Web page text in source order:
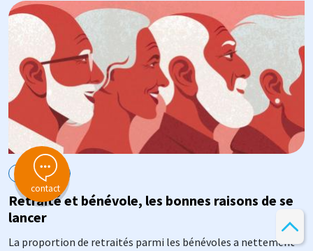
contact
Image
Actualité
Retraité et bénévole, les bonnes raisons de se
lancer
La proportion de retraités parmi les bénévoles a nettement